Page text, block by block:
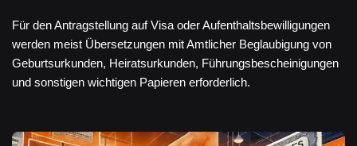
Für den Antragstellung auf Visa oder Aufenthaltsbewilligungen
werden meist Übersetzungen mit Amtlicher Beglaubigung von
Geburtsurkunden, Heiratsurkunden, Führungsbescheinigungen
und sonstigen wichtigen Papieren erforderlich.